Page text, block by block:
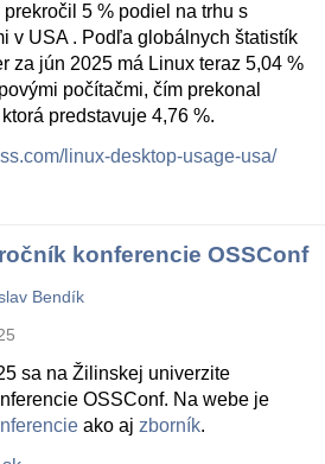
5 % podiel na trhu s
v USA . Podľa globálnych štatistík
za jún 2025 má Linux teraz 5,04 %
počítačmi, čím prekonal
predstavuje 4,76 %.
linux-desktop-usage-usa/
konferencie OSSConf
Bendík
sa na Žilinskej univerzite
OSSConf. Na webe je
ako aj zborník.